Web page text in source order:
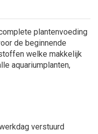
plantenvoeding
de beginnende
welke makkelijk
aquariumplanten,
verstuurd